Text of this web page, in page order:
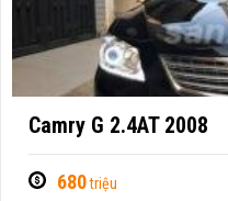
Camry G 2.4AT 2008
680triệu